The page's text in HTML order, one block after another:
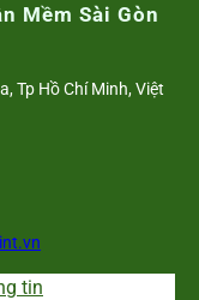
Mềm Sài Gòn
Tp Hồ Chí Minh, Việt
tin